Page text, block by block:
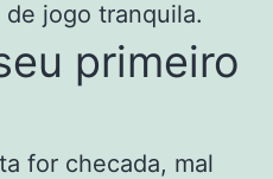
jogo tranquila.
primeiro
for checada, mal